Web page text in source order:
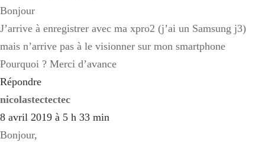
Bonjour
J’arrive à enregistrer avec ma xpro2 (j’ai un Samsung j3)
mais n’arrive pas à le visionner sur mon smartphone
Pourquoi ? Merci d’avance
Répondre
nicolastectectec
8 avril 2019 à 5 h 33 min
Bonjour,